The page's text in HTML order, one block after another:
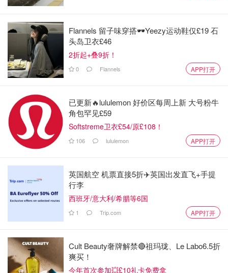
Flannels 留子味穿搭🕶️Yeezy运动鞋仅£19 石
头岛卫衣£46
2折起+叠9折！
0 Flannels APP打开
已更新🔥lululemon 好价区每周上新 大号粉牛
角包罕见£59
Softstreme卫衣£54/原£108！
106 lululemon APP打开
英国航空 机票直接5折✈️英国出发直飞+手提
行李
西班牙/意大利/希腊等6国
1 Trip.com APP打开
Cult Beauty奢牌解禁🔴祖玛珑、Le Labo6.5折
爽买！
今年首次参加💥£10礼卡免费拿